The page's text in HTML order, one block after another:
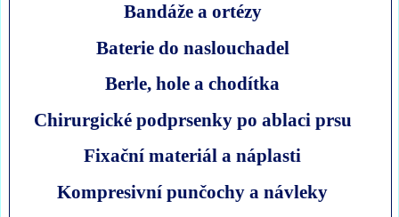
Bandáže a ortézy
Baterie do naslouchadel
Berle, hole a chodítka
Chirurgické podprsenky po ablaci prsu
Fixační materiál a náplasti
Kompresivní punčochy a návleky